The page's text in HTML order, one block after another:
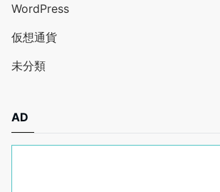
WordPress
仮想通貨
未分類
AD